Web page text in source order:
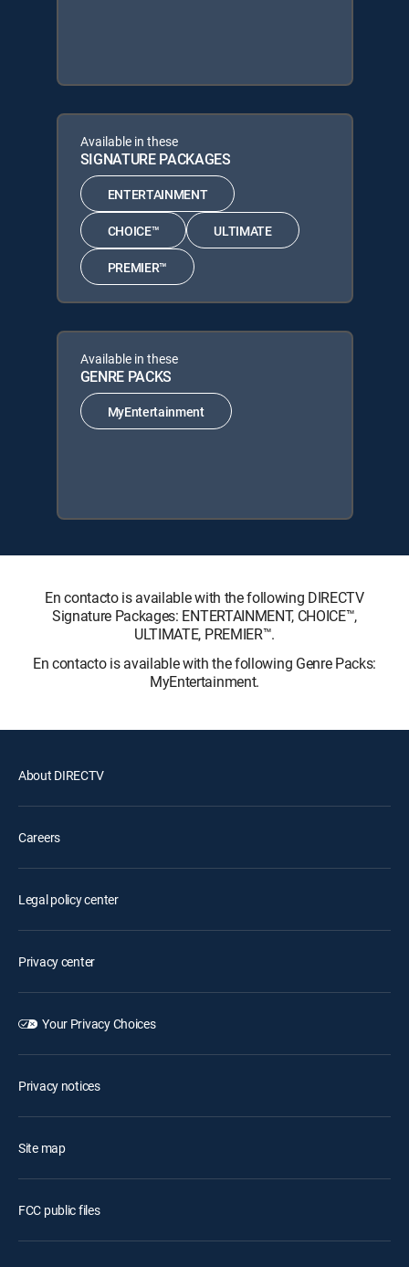
Available in these
SIGNATURE PACKAGES
ENTERTAINMENT
CHOICE™ ULTIMATE
PREMIER™
Available in these
GENRE PACKS
MyEntertainment
En contacto is available with the following DIRECTV
Signature Packages: ENTERTAINMENT, CHOICE™,
ULTIMATE, PREMIER™.
En contacto is available with the following Genre Packs:
MyEntertainment.
About DIRECTV
Careers
Legal policy center
Privacy center
Your Privacy Choices
Privacy notices
Site map
FCC public files